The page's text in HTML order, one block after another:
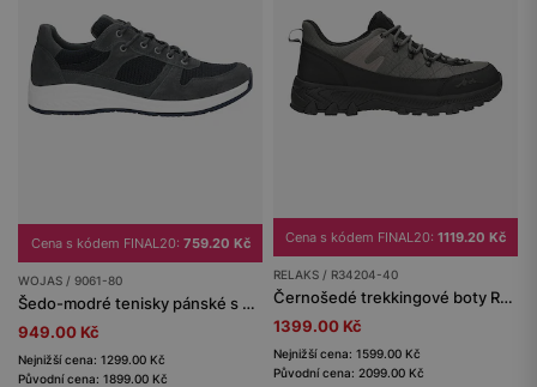
Cena s kódem FINAL20: 759.20 Kč
WOJAS / 9061-80
Šedo-modré tenisky pánské s kontrastní bílou podrážkou
949.00 Kč
Nejnižší cena: 1299.00 Kč
Původní cena: 1899.00 Kč
Cena s kódem FINAL20: 1119.20 Kč
RELAKS / R34204-40
Černošedé trekkingové boty RELAKS s membránou nano-TEX™
1399.00 Kč
Nejnižší cena: 1599.00 Kč
Původní cena: 2099.00 Kč